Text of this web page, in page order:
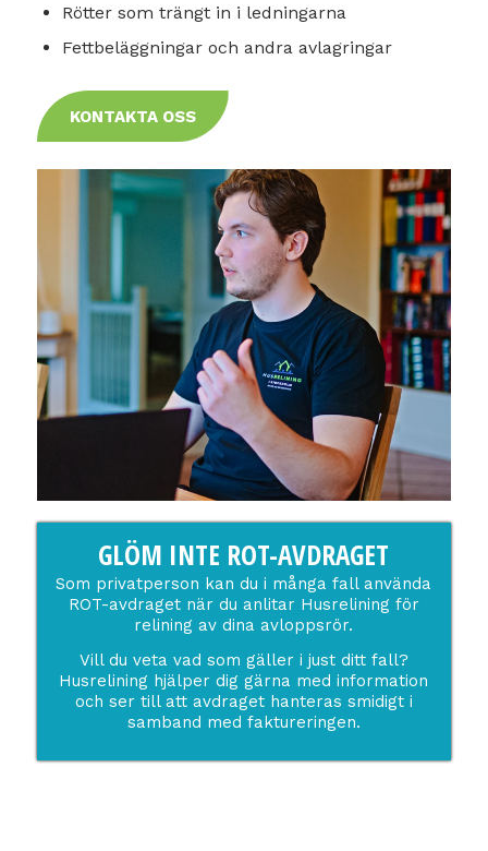
Rötter som trängt in i ledningarna
Fettbeläggningar och andra avlagringar
KONTAKTA OSS
GLÖM INTE ROT-AVDRAGET
Som privatperson kan du i många fall använda
ROT-avdraget när du anlitar Husrelining för
relining av dina avloppsrör.
Vill du veta vad som gäller i just ditt fall?
Husrelining hjälper dig gärna med information
och ser till att avdraget hanteras smidigt i
samband med faktureringen.